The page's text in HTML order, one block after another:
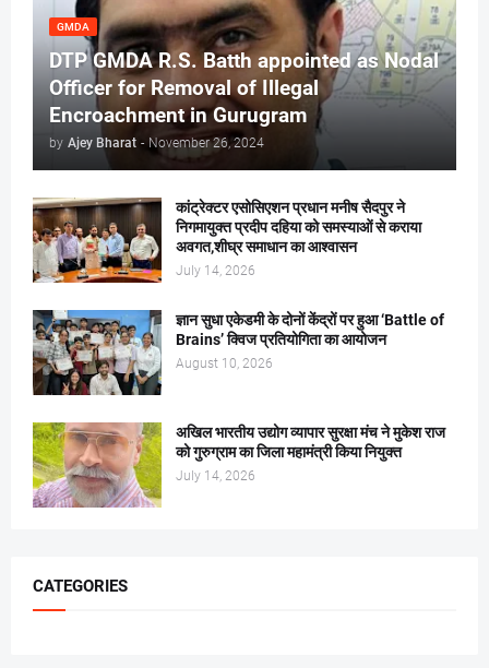
GMDA
DTP GMDA R.S. Batth appointed as Nodal
Officer for Removal of Illegal
Encroachment in Gurugram
by Ajey Bharat - November 26, 2024
कांट्रेक्टर एसोसिएशन प्रधान मनीष सैदपुर ने
निगमायुक्त प्रदीप दहिया को समस्याओं से कराया
अवगत,शीघ्र समाधान का आश्वासन
July 14, 2026
ज्ञान सुधा एकेडमी के दोनों केंद्रों पर हुआ ‘Battle of
Brains’ क्विज प्रतियोगिता का आयोजन
August 10, 2026
अखिल भारतीय उद्योग व्यापार सुरक्षा मंच ने मुकेश राज
को गुरुग्राम का जिला महामंत्री किया नियुक्त
July 14, 2026
CATEGORIES